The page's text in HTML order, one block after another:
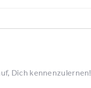
Dich kennenzulernen!